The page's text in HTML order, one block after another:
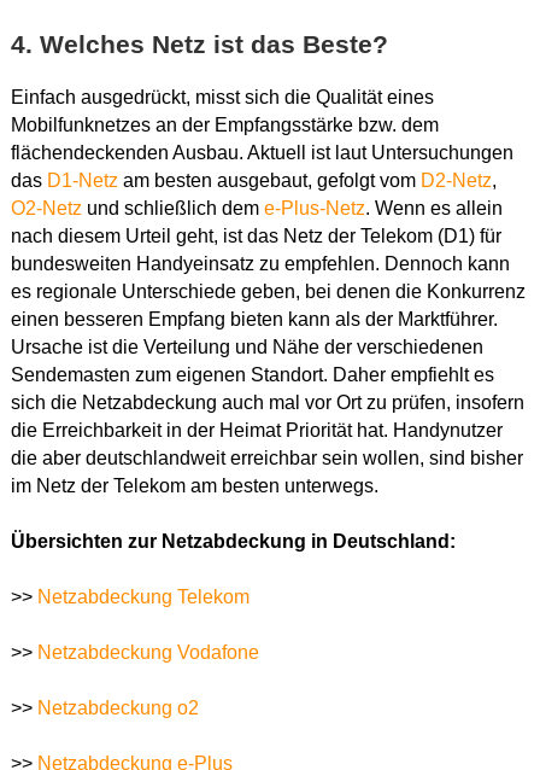
4. Welches Netz ist das Beste?
Einfach ausgedrückt, misst sich die Qualität eines
Mobilfunknetzes an der Empfangsstärke bzw. dem
flächendeckenden Ausbau. Aktuell ist laut Untersuchungen
das D1-Netz am besten ausgebaut, gefolgt vom D2-Netz,
O2-Netz und schließlich dem e-Plus-Netz. Wenn es allein
nach diesem Urteil geht, ist das Netz der Telekom (D1) für
bundesweiten Handyeinsatz zu empfehlen. Dennoch kann
es regionale Unterschiede geben, bei denen die Konkurrenz
einen besseren Empfang bieten kann als der Marktführer.
Ursache ist die Verteilung und Nähe der verschiedenen
Sendemasten zum eigenen Standort. Daher empfiehlt es
sich die Netzabdeckung auch mal vor Ort zu prüfen, insofern
die Erreichbarkeit in der Heimat Priorität hat. Handynutzer
die aber deutschlandweit erreichbar sein wollen, sind bisher
im Netz der Telekom am besten unterwegs.
Übersichten zur Netzabdeckung in Deutschland:
>> Netzabdeckung Telekom
>> Netzabdeckung Vodafone
>> Netzabdeckung o2
>> Netzabdeckung e-Plus